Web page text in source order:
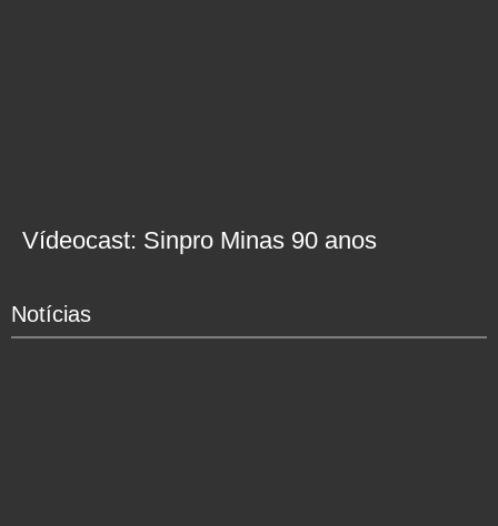
Vídeocast: Sinpro Minas 90 anos
Notícias